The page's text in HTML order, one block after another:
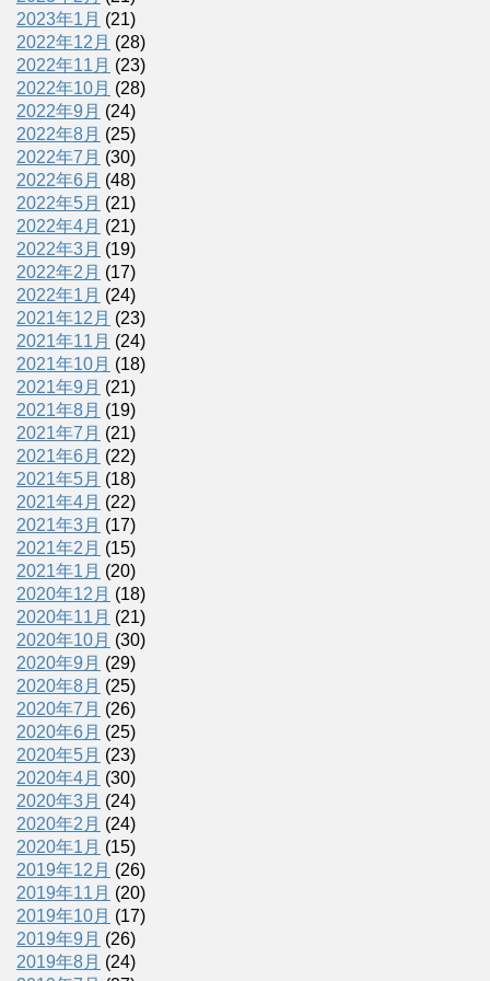
2023年1月 (21)
2022年12月 (28)
2022年11月 (23)
2022年10月 (28)
2022年9月 (24)
2022年8月 (25)
2022年7月 (30)
2022年6月 (48)
2022年5月 (21)
2022年4月 (21)
2022年3月 (19)
2022年2月 (17)
2022年1月 (24)
2021年12月 (23)
2021年11月 (24)
2021年10月 (18)
2021年9月 (21)
2021年8月 (19)
2021年7月 (21)
2021年6月 (22)
2021年5月 (18)
2021年4月 (22)
2021年3月 (17)
2021年2月 (15)
2021年1月 (20)
2020年12月 (18)
2020年11月 (21)
2020年10月 (30)
2020年9月 (29)
2020年8月 (25)
2020年7月 (26)
2020年6月 (25)
2020年5月 (23)
2020年4月 (30)
2020年3月 (24)
2020年2月 (24)
2020年1月 (15)
2019年12月 (26)
2019年11月 (20)
2019年10月 (17)
2019年9月 (26)
2019年8月 (24)